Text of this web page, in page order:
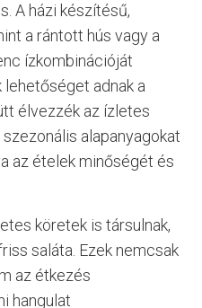
A házi készítésű,
a rántott hús vagy a
ízkombinációját
lehetőséget adnak a
élvezzék az ízletes
alapanyagokat
az ételek minőségét és
köretek is társulnak,
saláta. Ezek nemcsak
az étkezés
hangulat